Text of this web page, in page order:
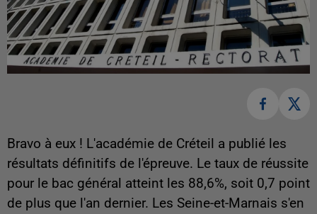
Bravo à eux ! L'académie de Créteil a publié les
résultats définitifs de l'épreuve. Le taux de réussite
pour le bac général atteint les 88,6%, soit 0,7 point
de plus que l'an dernier. Les Seine-et-Marnais s'en